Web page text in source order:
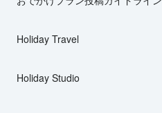
Holiday Travel
Holiday Studio